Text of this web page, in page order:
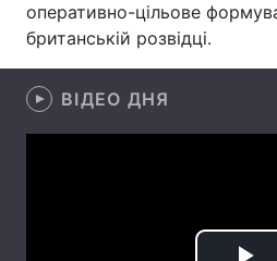
Екологія
Лонгріди
Відео з Youtube
оперативно-цільове
британській розвідці.
ВІДЕО ДНЯ